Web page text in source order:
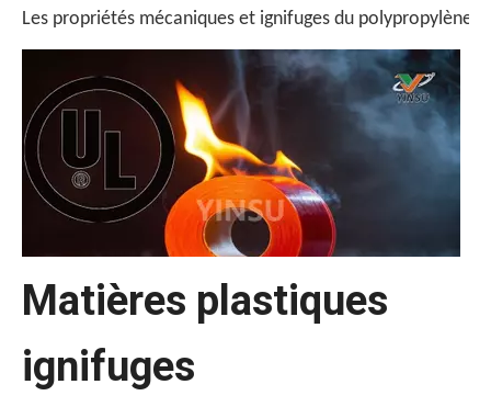
Les propriétés mécaniques et ignifuges du
Matières plastiques
ignifuges